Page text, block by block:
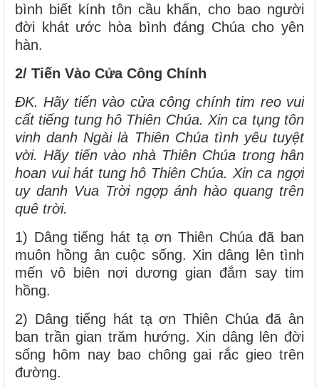
bình biết kính tôn cầu khấn, cho bao người
đời khát ước hòa bình đáng Chúa cho yên
hàn.
2/ Tiến Vào Cửa Công Chính
ĐK. Hãy tiến vào cửa công chính tim reo vui
cất tiếng tung hô Thiên Chúa. Xin ca tụng tôn
vinh danh Ngài là Thiên Chúa tình yêu tuyệt
vời. Hãy tiến vào nhà Thiên Chúa trong hân
hoan vui hát tung hô Thiên Chúa. Xin ca ngợi
uy danh Vua Trời ngợp ánh hào quang trên
quê trời.
1) Dâng tiếng hát tạ ơn Thiên Chúa đã ban
muôn hồng ân cuộc sống. Xin dâng lên tình
mến vô biên nơi dương gian đắm say tim
hồng.
2) Dâng tiếng hát tạ ơn Thiên Chúa đã ân
ban trần gian trăm hướng. Xin dâng lên đời
sống hôm nay bao chông gai rắc gieo trên
đường.